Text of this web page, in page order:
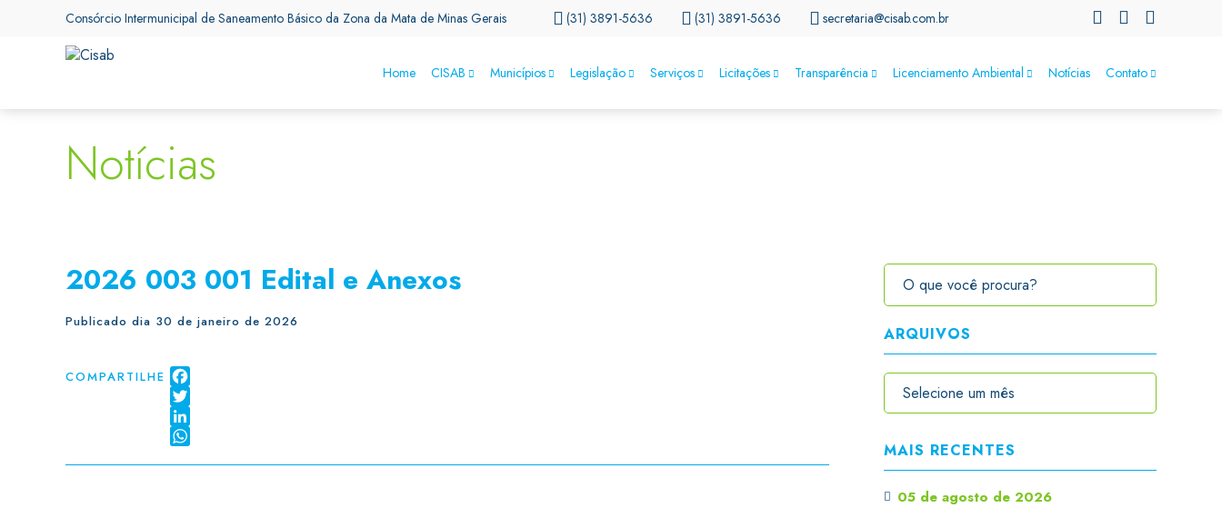
Consórcio Intermunicipal de Saneamento Básico da Zona da Mata de Minas Gerais (31) 3891-5636 (31) 3891-5636 secretaria@cisab.com.br
Home CISAB Municípios Legislação Serviços Licitações Transparência Licenciamento Ambiental Notícias Contato
Notícias
2026 003 001 Edital e Anexos
Publicado dia 30 de janeiro de 2026
COMPARTILHE
Facebook
Twitter
LinkedIn
ARQUIVOS
MAIS RECENTES
05 de agosto de 2026